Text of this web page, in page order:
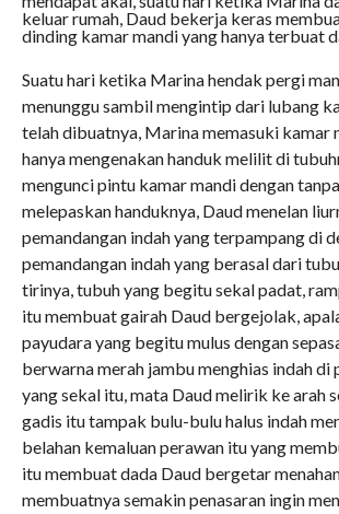
keluar rumah, Daud bekerja keras
dinding kamar mandi yang hanya terbuat
Suatu hari ketika Marina hendak pergi
menunggu sambil mengintip dari lubang
telah dibuatnya, Marina memasuki kamar
hanya mengenakan handuk melilit di
mengunci pintu kamar mandi dengan
melepaskan handuknya, Daud menelan
pemandangan indah yang terpampang di
pemandangan indah yang berasal dari
tirinya, tubuh yang begitu sekal padat,
itu membuat gairah Daud bergejolak,
payudara yang begitu mulus dengan
berwarna merah jambu menghias indah di
yang sekal itu, mata Daud melirik ke arah
gadis itu tampak bulu-bulu halus indah
belahan kemaluan perawan itu yang
itu membuat dada Daud bergetar
membuatnya semakin penasaran ingin